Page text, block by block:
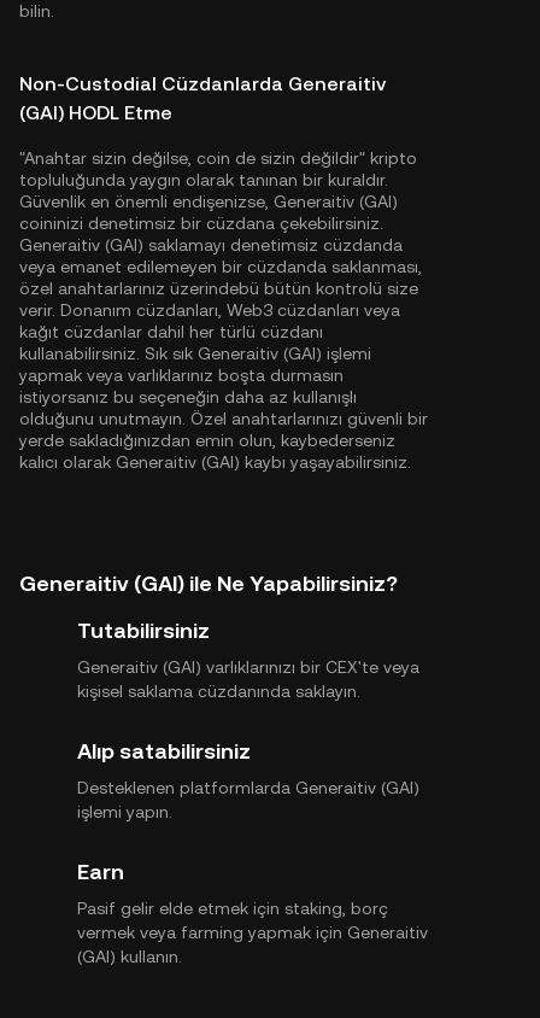
bilin.
Non-Custodial Cüzdanlarda Generaitiv
(GAI) HODL Etme
"Anahtar sizin değilse, coin de sizin değildir" kripto
topluluğunda yaygın olarak tanınan bir kuraldır.
Güvenlik en önemli endişenizse, Generaitiv (GAI)
coininizi denetimsiz bir cüzdana çekebilirsiniz.
Generaitiv (GAI) saklamayı denetimsiz cüzdanda
veya emanet edilemeyen bir cüzdanda saklanması,
özel anahtarlarınız üzerindebü bütün kontrolü size
verir. Donanım cüzdanları, Web3 cüzdanları veya
kağıt cüzdanlar dahil her türlü cüzdanı
kullanabilirsiniz. Sık sık Generaitiv (GAI) işlemi
yapmak veya varlıklarınız boşta durmasın
istiyorsanız bu seçeneğin daha az kullanışlı
olduğunu unutmayın. Özel anahtarlarınızı güvenli bir
yerde sakladığınızdan emin olun, kaybederseniz
kalıcı olarak Generaitiv (GAI) kaybı yaşayabilirsiniz.
Generaitiv (GAI) ile Ne Yapabilirsiniz?
Tutabilirsiniz
Generaitiv (GAI) varlıklarınızı bir CEX'te veya
kişisel saklama cüzdanında saklayın.
Alıp satabilirsiniz
Desteklenen platformlarda Generaitiv (GAI)
işlemi yapın.
Earn
Pasif gelir elde etmek için staking, borç
vermek veya farming yapmak için Generaitiv
(GAI) kullanın.